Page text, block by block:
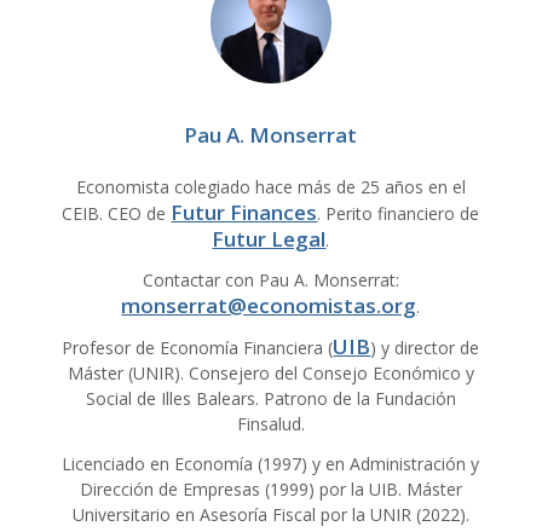
Pau A. Monserrat
Economista colegiado hace más de 25 años en el
CEIB. CEO de Futur Finances. Perito financiero de
Futur Legal.
Contactar con Pau A. Monserrat:
monserrat@economistas.org.
Profesor de Economía Financiera (UIB) y director de
Máster (UNIR). Consejero del Consejo Económico y
Social de Illes Balears. Patrono de la Fundación
Finsalud.
Licenciado en Economía (1997) y en Administración y
Dirección de Empresas (1999) por la UIB. Máster
Universitario en Asesoría Fiscal por la UNIR (2022).